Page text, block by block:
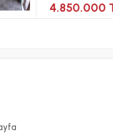
4.850.000